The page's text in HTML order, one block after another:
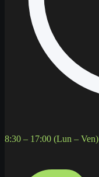
8:30 – 17:00 (Lun – Ven)